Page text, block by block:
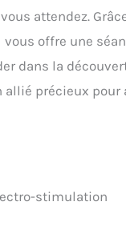
attendez.
offre une
dans la
précieux pour
stimulation